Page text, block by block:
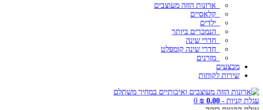
ארונות הזזה מעוצבים
קלאסיים
ילדים
הנמכרים ביותר
חדרי שינה
חדרי שינה קומפלט
מזרנים
מבצעים
שירות לקוחות
עגלת קניות - 0.00 ₪
0